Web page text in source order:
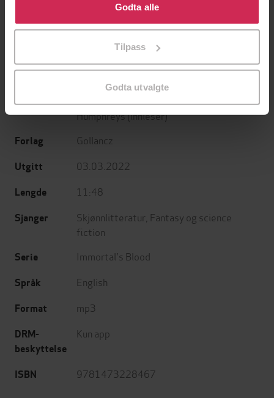
bruke cookies for alle disse formålene. Du kan også
tilpasse ditt samtykke til spesifikke formål ved å klikke
Godta alle
Tilpass
Godta utvalgte
Jo Nesbø
Jørn Lier Horst
Forfattere Chris Humphreys(forfatter),Chris
Humphreys(innleser)
Forlag Gollancz
Utgitt 03.03.2022
Lengde 11:48
Sjanger Skjønnlitteratur Fantasy og science
fiction
Serie Immortal's Blood
Språk English
Format mp3
DRM-
beskyttelse
Kun app
ISBN 9781473228467